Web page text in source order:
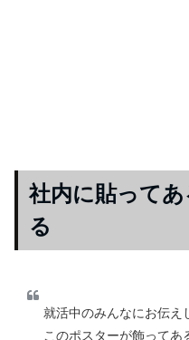
社内に貼って
る
就活中のみんなにお伝え
このポスターが飾ってあ